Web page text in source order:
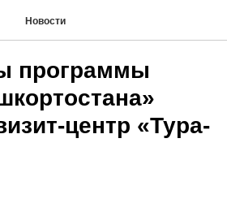
Новости
программы
центр «Тура-